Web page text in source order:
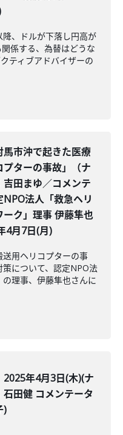
降、ドルが下落し円高が
係する、為替はどうな
ティブアドバイザーの
馬市沖で起きた医療
ターの事故」（ナ
吉田まゆ／コメンテ
法人「救急ヘリ
ーク」理事 伊藤隼也
4月7日(月)
用ヘリコプターの事
について、認定NPO法
理事、伊藤隼也さんに
2025年4月3日(木)(ナ
石田健 コメンテータ
)